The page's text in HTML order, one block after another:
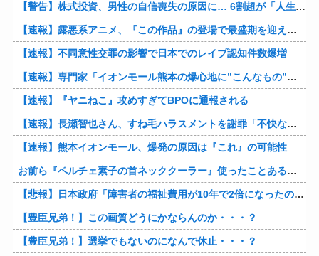
【警告】株式投資、男性の自信喪失の原因に… 6割超が「人生の敗者」自認
【速報】露悪系アニメ、『この作品』の登場で最盛期を迎えてしまう…
【速報】不同意性交罪の影響で日本でのレイプ認知件数爆増
【速報】専門家「イオンモール熊本の爆心地に”こんなもの”があったんだけど…」
【速報】『ヤニねこ』攻めすぎてBPOに通報される
【速報】長瀬智也さん、すね毛ハラスメントを謝罪「不快な思いをさせて申し訳ありませんでした」
【速報】熊本イオンモール、爆発の原因は『これ』の可能性
お前ら『ペルチェ素子の首ネッククーラー』使ったことあるか？
【悲報】日本政府「障害者の福祉費用が10年で2倍になったので抑制します」
【豊臣兄弟！】この画質どうにかならんのか・・・？
【豊臣兄弟！】選挙でもないのになんで休止・・・？